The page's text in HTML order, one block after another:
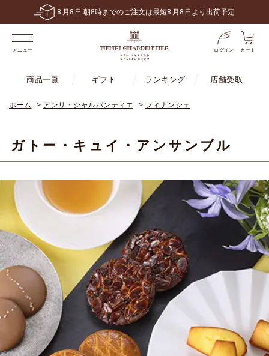
8 月 8 日 朝8時までのご注文は最短8 月 8 日より出荷予定
メニュー ログイン カート
商品一覧 ギフト ランキング 店舗受取
ホーム > アンリ・シャルパンティエ > フィナンシェ
ガトー・キュイ・アンサンブル